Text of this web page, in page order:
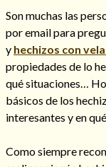
Hechizos de
Son muchas las
por email para
y hechizos con
propiedades de lo
qué situaciones…
básicos de los
interesantes y en
Como siempre